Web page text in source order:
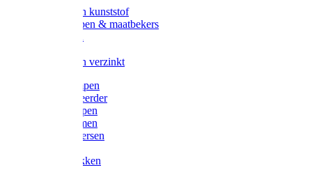
Voerbakken kunststof
Voerscheppen & maatbekers
Voerbakken verzinkt
Warmtelampen
Staartcoupeerder
Biggenkappen
Neuskrammen
Varken diversen
Varkensbakken